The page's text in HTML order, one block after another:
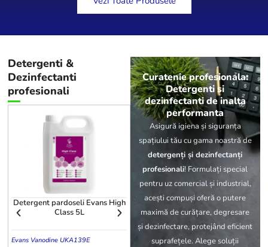
Curatenie profesionala:
Detergenti si
dezinfectanti de inalta
performanta
Asigură igiena și siguranța
spațiului tău cu gama noastră de
detergenți și dezinfectanți
profesionali! Formulați special
pentru uz comercial și industrial,
acești compuși oferă o putere
maximă de curățare, degresare
și dezinfectare, protejând eficient
suprafețele. Alege soluții
Detergenti &
Dezinfectanti
profesionali
Detergent pardoseli Evans High
Class 5L
Evans Vanodine UKA139E
Detergent covoare Aquagen SX
5L
605144